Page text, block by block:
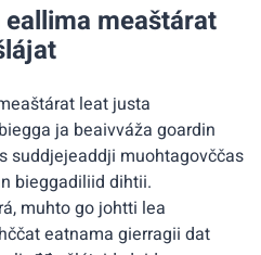
meaštárat
leat justa
ja beaivváža goardin
suddjejeaddji muohtagovččas
bieggadiliid dihtii.
muhto go johtti lea
eatnama gierragii dat